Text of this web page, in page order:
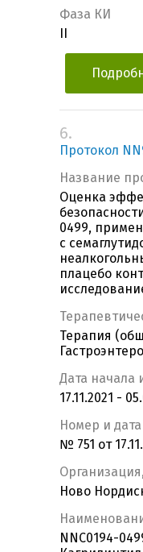
Фаза КИ
6.
Протокол
Название
Оценка
0499,
с
плацебо
Терапия
Дата начала
17.11.2021 -
Номер и
№ 751 от
Ново
NNC0194-